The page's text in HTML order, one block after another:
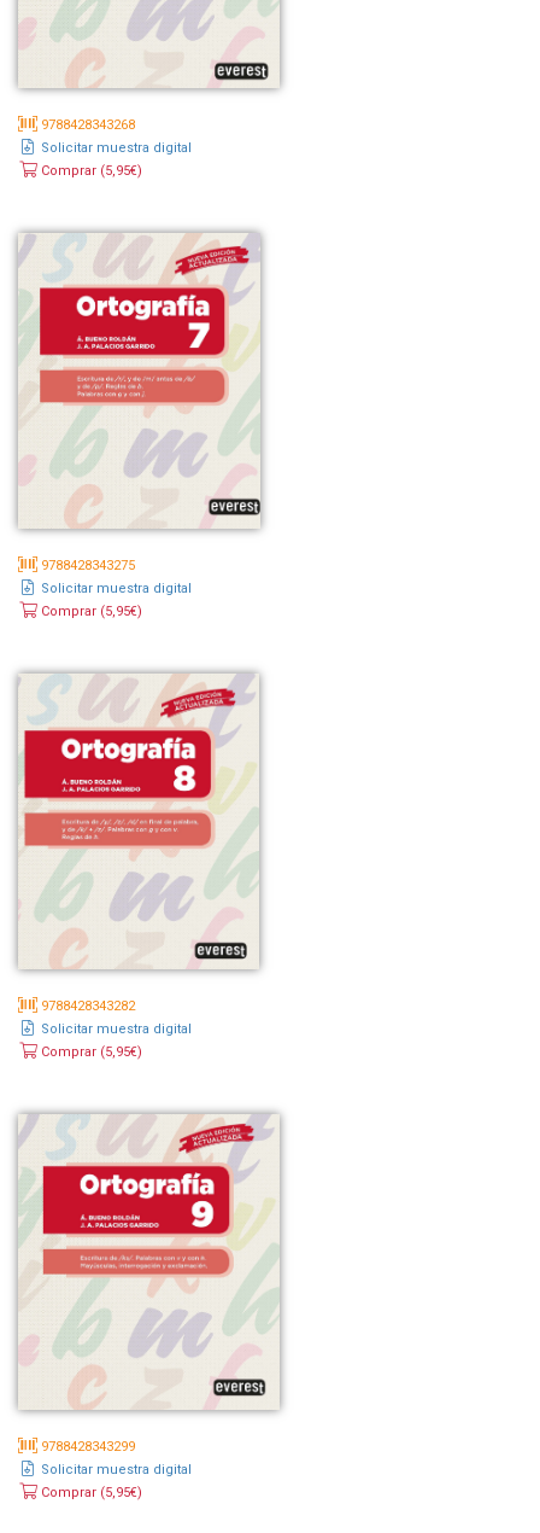
9788428343268
Solicitar muestra digital
Comprar (5,95€)
9788428343275
Solicitar muestra digital
Comprar (5,95€)
9788428343282
Solicitar muestra digital
Comprar (5,95€)
9788428343299
Solicitar muestra digital
Comprar (5,95€)